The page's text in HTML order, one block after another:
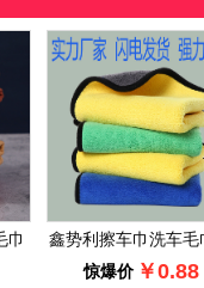
巾
鑫势利擦车巾洗车毛
面珊瑚绒清洁抹布
惊爆价 ￥0.88